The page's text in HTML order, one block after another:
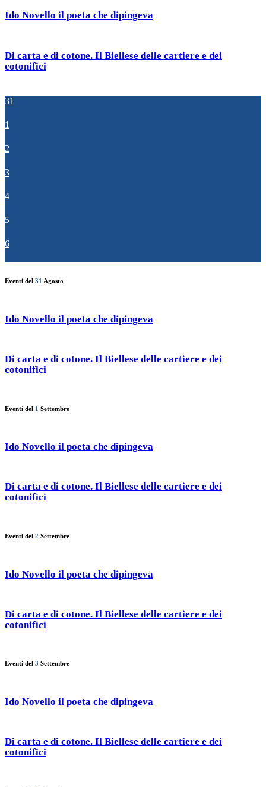
Ido Novello il poeta che dipingeva
Di carta e di cotone. Il Biellese delle cartiere e dei
cotonifici
31
1
2
3
4
5
6
Eventi del 31 Agosto
Ido Novello il poeta che dipingeva
Di carta e di cotone. Il Biellese delle cartiere e dei
cotonifici
Eventi del 1 Settembre
Ido Novello il poeta che dipingeva
Di carta e di cotone. Il Biellese delle cartiere e dei
cotonifici
Eventi del 2 Settembre
Ido Novello il poeta che dipingeva
Di carta e di cotone. Il Biellese delle cartiere e dei
cotonifici
Eventi del 3 Settembre
Ido Novello il poeta che dipingeva
Di carta e di cotone. Il Biellese delle cartiere e dei
cotonifici